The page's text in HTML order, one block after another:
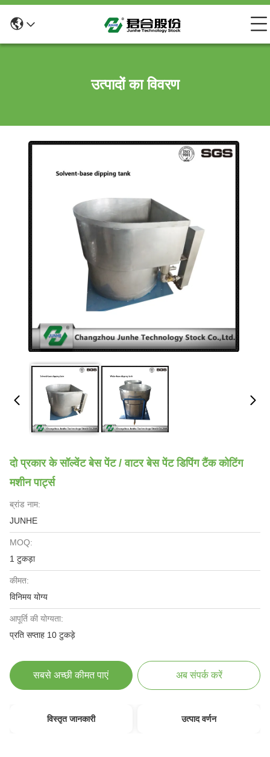
उत्पादों का विवरण
दो प्रकार के सॉल्वेंट बेस पेंट / वाटर बेस पेंट डिपिंग टैंक कोटिंग
मशीन पार्ट्स
ब्रांड नाम:
JUNHE
MOQ:
1 टुकड़ा
कीमत:
विनिमय योग्य
आपूर्ति की योग्यता:
प्रति सप्ताह 10 टुकड़े
सबसे अच्छी कीमत पाएं अब संपर्क करें
विस्तृत जानकारी उत्पाद वर्णन